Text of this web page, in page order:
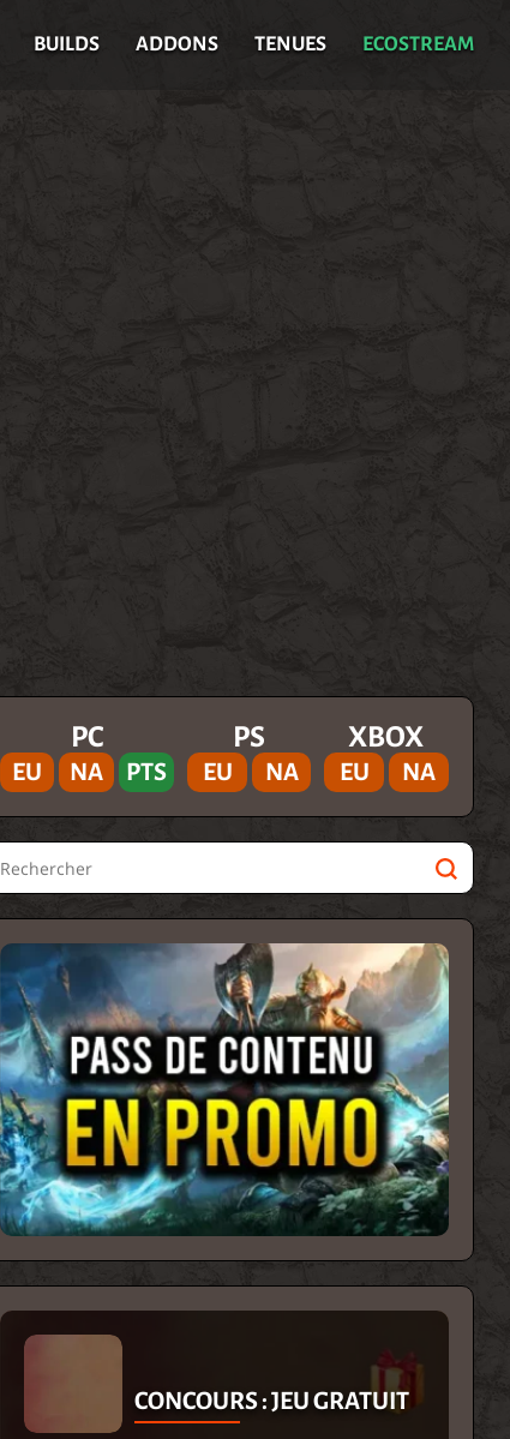
BUILDS ADDONS TENUES ECOSTREAM
PC
EU NA PTS
PS
EU NA
XBOX
EU NA
Rechercher
CONCOURS : JEU GRATUIT